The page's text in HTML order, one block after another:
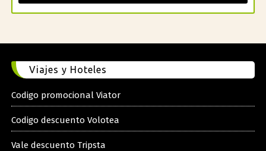
Viajes y Hoteles
Codigo promocional Viator
Codigo descuento Volotea
Vale descuento Tripsta